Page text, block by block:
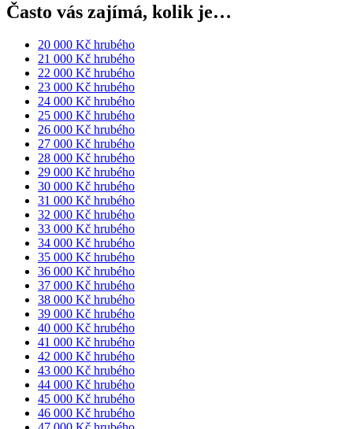
Často vás zajímá, kolik je…
20 000 Kč hrubého
21 000 Kč hrubého
22 000 Kč hrubého
23 000 Kč hrubého
24 000 Kč hrubého
25 000 Kč hrubého
26 000 Kč hrubého
27 000 Kč hrubého
28 000 Kč hrubého
29 000 Kč hrubého
30 000 Kč hrubého
31 000 Kč hrubého
32 000 Kč hrubého
33 000 Kč hrubého
34 000 Kč hrubého
35 000 Kč hrubého
36 000 Kč hrubého
37 000 Kč hrubého
38 000 Kč hrubého
39 000 Kč hrubého
40 000 Kč hrubého
41 000 Kč hrubého
42 000 Kč hrubého
43 000 Kč hrubého
44 000 Kč hrubého
45 000 Kč hrubého
46 000 Kč hrubého